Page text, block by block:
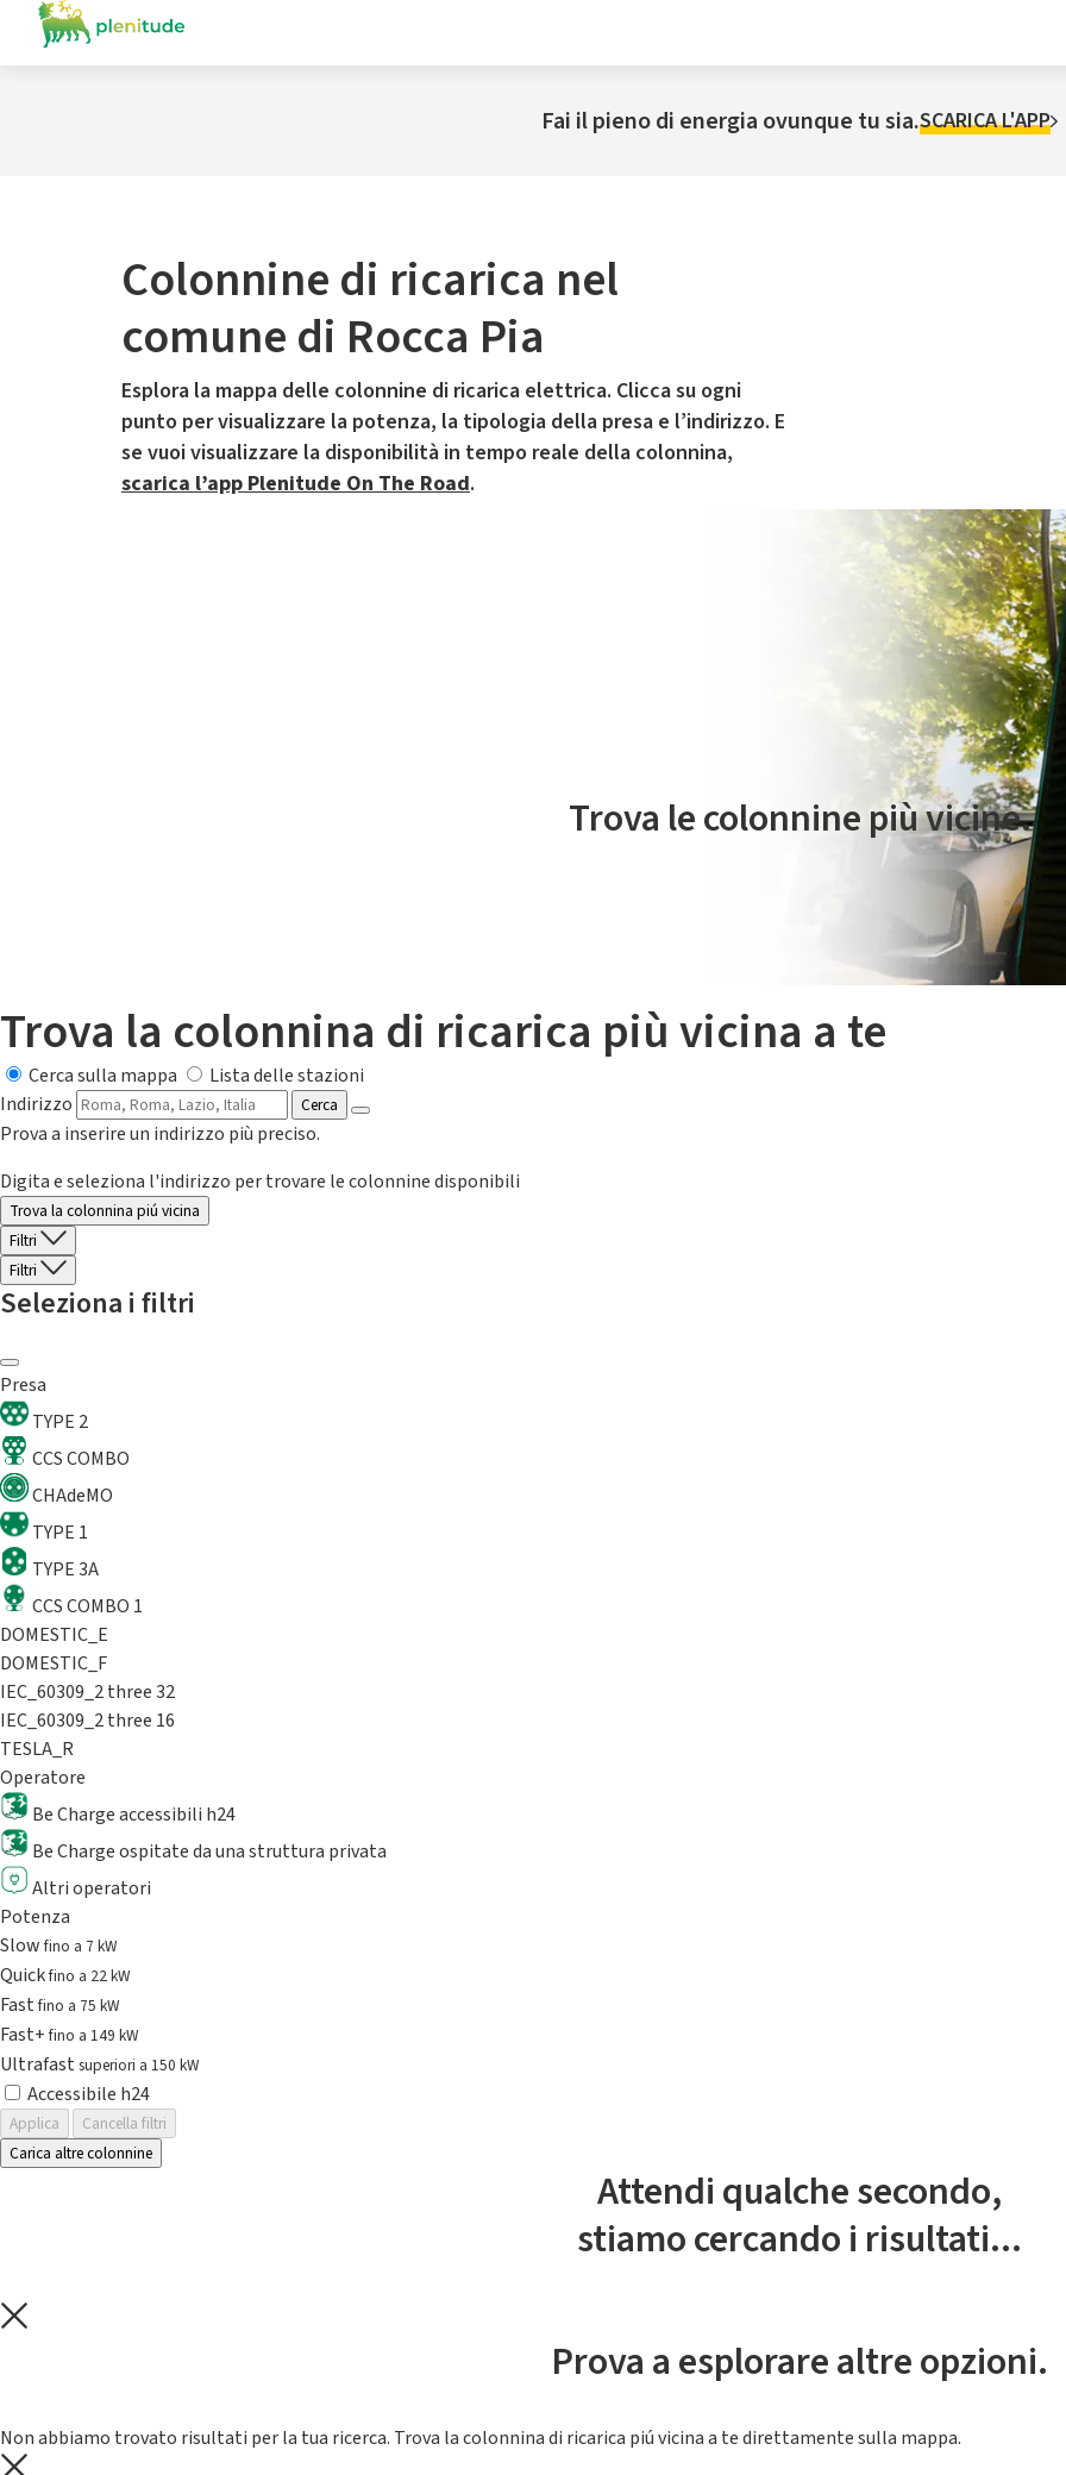
Fai il pieno di energia ovunque tu sia.SCARICA L'APP
Colonnine di ricarica nel
comune di Rocca Pia
Esplora la mappa delle colonnine di ricarica elettrica. Clicca su ogni
punto per visualizzare la potenza, la tipologia della presa e l’indirizzo. E
se vuoi visualizzare la disponibilità in tempo reale della colonnina,
scarica l’app Plenitude On The Road.
Il servizio di mobilità elettrica è gestito da Plenitude On The Road
Trova le colonnine più vicine.
Trova la colonnina di ricarica più vicina a te
Cerca sulla mappa
Lista delle stazioni
Indirizzo
Cerca
Prova a inserire un indirizzo più preciso.
Digita e seleziona l'indirizzo per trovare le colonnine disponibili
Trova la colonnina piú vicina
Filtri
Filtri
Seleziona i filtri
Presa
TYPE 2
CCS COMBO
CHAdeMO
TYPE 1
TYPE 3A
CCS COMBO 1
DOMESTIC_E
DOMESTIC_F
IEC_60309_2 three 32
IEC_60309_2 three 16
TESLA_R
Operatore
Be Charge accessibili h24
Be Charge ospitate da una struttura privata
Altri operatori
Potenza
Slowfino a 7 kW
Quickfino a 22 kW
Fastfino a 75 kW
Fast+fino a 149 kW
Ultrafast superiori a 150 kW
Accessibile h24
Applica
Cancella filtri
Carica altre colonnine
Attendi qualche secondo,
stiamo cercando i risultati...
Prova a esplorare altre opzioni.
Non abbiamo trovato risultati per la tua ricerca. Trova la colonnina di ricarica piú vicina a te direttamente sulla mappa.